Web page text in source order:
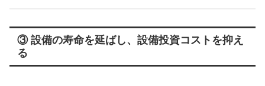
③ 設備の寿命を延ばし、設備投資コストを抑え
る